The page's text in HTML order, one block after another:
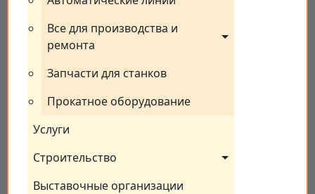
Все для производства и
ремонта
Запчасти для станков
Прокатное оборудование
Услуги
Строительство
Выставочные организации